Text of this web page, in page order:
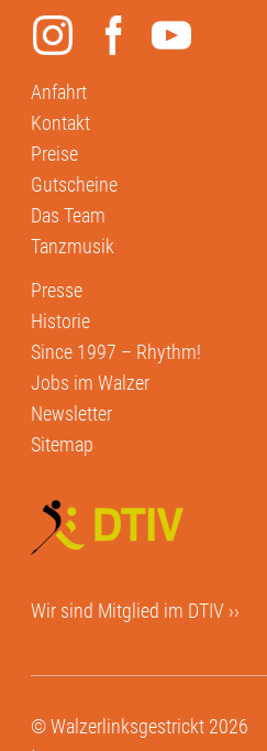
Anfahrt
Kontakt
Preise
Gutscheine
Das Team
Tanzmusik
Presse
Historie
Since 1997 – Rhythm!
Jobs im Walzer
Newsletter
Sitemap
Wir sind Mitglied im DTIV ››
© Walzerlinksgestrickt 2026